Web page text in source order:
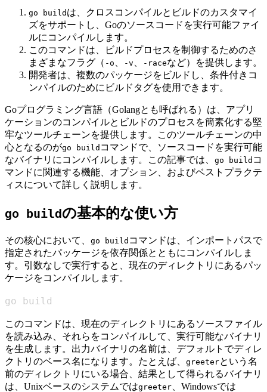
go build は、クロスコンパイルとビルドのカスタマイ
ズをサポートし、Goのソースコードを実行可能ファイ
ルにコンパイルします。
このコマンドは、ビルドプロセスを制御するためのさ
まざまなフラグ（ -o -v -raceなど）を提供します。
開発者は、複数のパッケージをビルドし、条件付きコ
ンパイルのためにビルドタグを使用できます。
Goプログラミング言語（Golangとも呼ばれる）は、アプリ
ケーションのコンパイルとビルドのプロセスを簡素化する堅
牢なツールチェーンを提供します。このツールチェーンの中
心となるのがgo build コマンドで、ソースコードを実行可能
なバイナリにコンパイルします。この記事では、 go build コ
マンドに関連する機能、オプション、およびベストプラクテ
ィスについて詳しく説明します。
go build の基本的な使い方
その核心において、 go build コマンドは、インポートパスで
指定されたパッケージを依存関係とともにコンパイルしま
す。引数なしで実行すると、現在のディレクトリにあるパッ
ケージをコンパイルします。
go build
このコマンドは、現在のディレクトリにあるソースファイル
を読み込み、それらをコンパイルして、実行可能なバイナリ
を生成します。出力バイナリの名前は、デフォルトでディレ
クトリのベース名になります。たとえば、 greeterという名
前のディレクトリにいる場合、結果として得られるバイナリ
は、Unixベースのシステムではgreeter 、Windowsでは